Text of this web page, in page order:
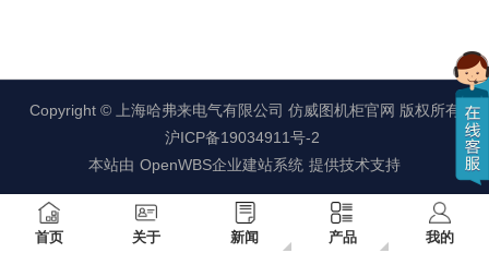
首页 关于 新闻 产品 我的
Copyright © 上海哈弗来电气有限公司 仿威图机柜官网 版权所有
沪ICP备19034911号-2
本站由 OpenWBS企业建站系统 提供技术支持